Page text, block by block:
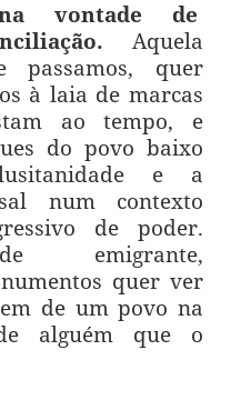
vontade de
Aquela
passamos, quer
à laia de marcas
ao tempo, e
do povo baixo
e a
num contexto
de poder.
emigrante,
quer ver
de um povo na
alguém que o